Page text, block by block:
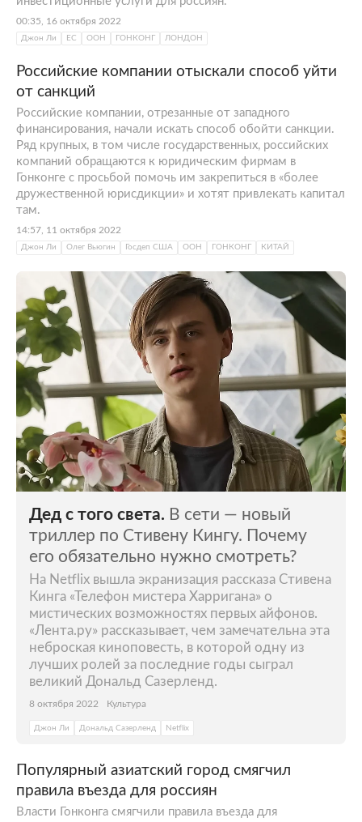
00:35, 16 октября 2022
Джон Ли ЕС ООН ГОНКОНГ ЛОНДОН
Российские компании отыскали способ уйти
от санкций
Российские компании, отрезанные от западного
финансирования, начали искать способ обойти санкции.
Ряд крупных, в том числе государственных, российских
компаний обращаются к юридическим фирмам в
Гонконге с просьбой помочь им закрепиться в «более
дружественной юрисдикции» и хотят привлекать капитал
там.
14:57, 11 октября 2022
Джон Ли Олег Вьюгин Госдеп США ООН ГОНКОНГ КИТАЙ
Дед с того света. В сети — новый
триллер по Стивену Кингу. Почему
его обязательно нужно смотреть?
На Netflix вышла экранизация рассказа Стивена
Кинга «Телефон мистера Харригана» о
мистических возможностях первых айфонов.
«Лента.ру» рассказывает, чем замечательна эта
неброская киноповесть, в которой одну из
лучших ролей за последние годы сыграл
великий Дональд Сазерленд.
8 октября 2022 Культура
Джон Ли Дональд Сазерленд Netflix
Популярный азиатский город смягчил
правила въезда для россиян
Власти Гонконга смягчили правила въезда для